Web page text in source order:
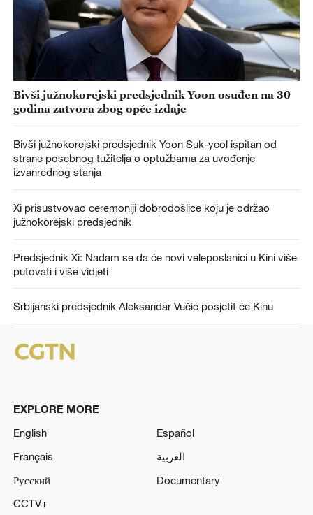
Bivši južnokorejski predsjednik Yoon osuđen na 30
godina zatvora zbog opće izdaje
Bivši južnokorejski predsjednik Yoon Suk-yeol ispitan od
strane posebnog tužitelja o optužbama za uvođenje
izvanrednog stanja
Xi prisustvovao ceremoniji dobrodošlice koju je održao
južnokorejski predsjednik
Predsjednik Xi: Nadam se da će novi veleposlanici u Kini više
putovati i više vidjeti
Srbijanski predsjednik Aleksandar Vučić posjetit će Kinu
EXPLORE MORE
English
Español
Français
العربية
Русский
Documentary
CCTV+